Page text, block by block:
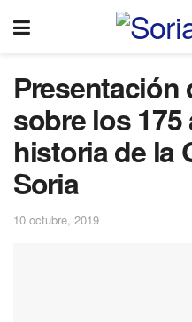
Presentación
sobre los 175
historia de la
Soria
10 octubre, 2019